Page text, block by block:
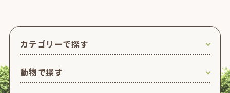
カテゴリーで探す
動物で探す